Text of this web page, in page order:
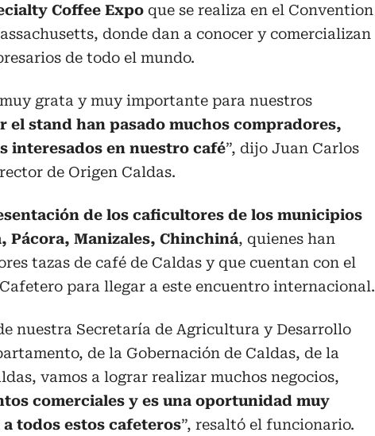
Coffee Expo que se realiza en el Convention
donde dan a conocer y comercializan
de todo el mundo.
grata y muy importante para nuestros
el stand han pasado muchos compradores,
interesados en nuestro café”, dijo Juan Carlos
de Origen Caldas.
de los caficultores de los municipios
Pácora, Manizales, Chinchiná, quienes han
tazas de café de Caldas y que cuentan con el
para llegar a este encuentro internacional.
nuestra Secretaría de Agricultura y Desarrollo
de la Gobernación de Caldas, de la
vamos a lograr realizar muchos negocios,
comerciales y es una oportunidad muy
todos estos cafeteros”, resaltó el funcionario.